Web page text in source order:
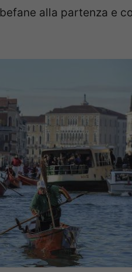
alla partenza e